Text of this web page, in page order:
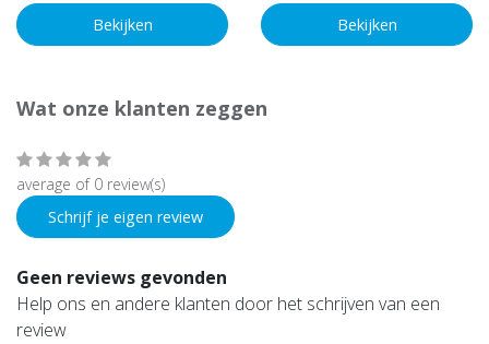
Bekijken Bekijken
Wat onze klanten zeggen
average of 0 review(s)
Schrijf je eigen review
Geen reviews gevonden
Help ons en andere klanten door het schrijven van een
review